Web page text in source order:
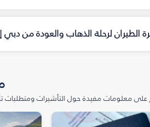
الطيران لرحلة الذهاب والعودة من دبي
على معلومات مفيدة حول التأشيرات ومتطلبات